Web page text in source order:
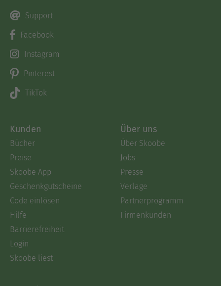
Support
Facebook
Instagram
Pinterest
TikTok
Kunden
Bücher
Preise
Skoobe App
Geschenkgutscheine
Code einlösen
Hilfe
Barrierefreiheit
Login
Skoobe liest
Über uns
Über Skoobe
Jobs
Presse
Verlage
Partnerprogramm
Firmenkunden